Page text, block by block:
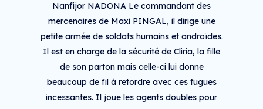
Nanfijor NADONA Le commandant des
mercenaires de Maxi PINGAL, il dirige une
petite armée de soldats humains et androïdes.
Il est en charge de la sécurité de Cliria, la fille
de son parton mais celle-ci lui donne
beaucoup de fil à retordre avec ces fugues
incessantes. Il joue les agents doubles pour